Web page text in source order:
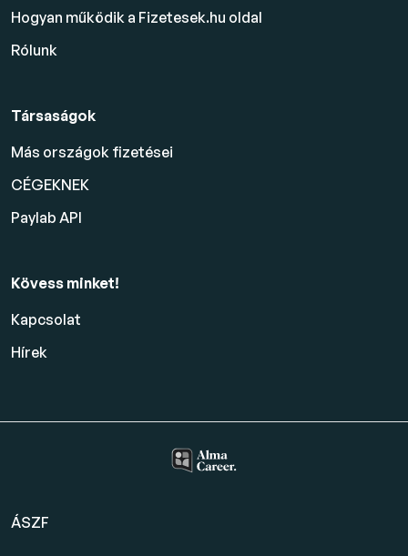
Hogyan működik a Fizetesek.hu oldal
Rólunk
Társaságok
Más országok fizetései
CÉGEKNEK
Paylab API
Kövess minket!
Kapcsolat
Hírek
ÁSZF